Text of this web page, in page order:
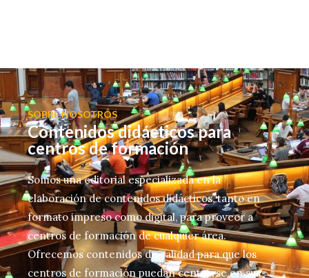
SOBRE NOSOTROS
Contenidos didácticos para
centros de formación
Somos una editorial especializada en la
elaboración de contenidos didácticos, tanto en
formato impreso como digital, para proveer a
centros de formación de cualquier área.
Ofrecemos contenidos de calidad para que los
centros de formación puedan centrarse en sus